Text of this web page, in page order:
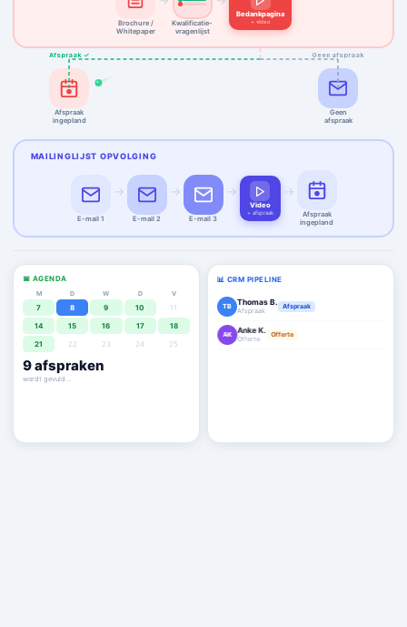
Brochure /
Whitepaper
Kwalificatie-
vragenlijst
Bedankpagina
+ video
Afspraak ✓ Geen afspraak
Afspraak
ingepland
Geen
afspraak
MAILINGLIJST OPVOLGING
E-mail 1
→
E-mail 2
→
E-mail 3
→
Video
+ afspraak
→
Afspraak
ingepland
📅 AGENDA
M D W D V
7 8 9 10
11
14
15 16 17
18
21
22 23 24 25
9afspraken
agenda staat vol ✓
📊 CRM PIPELINE
TB Thomas B.
Afspraak
Afspraak
AK Anke K.
Offerte
Offerte